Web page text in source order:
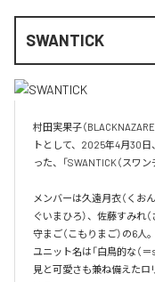
SWANTICK
村田実果子（
トとして、2025年4月30日
った、「SWANTICK（スワン
メンバーは久遠月衣（くお
ぐいまひろ）、佐藤すみれ
守まご（こもりまご）の6人。
ユニット名は「白鳥的な（
見と可愛さも兼ね備えたロ